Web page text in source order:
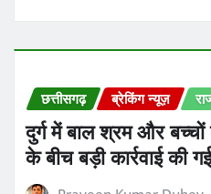
छत्तीसगढ़ ब्रेकिंग न्यूज़
दुर्ग में बाल श्रम और
के बीच बड़ी कार्रवाई की गई